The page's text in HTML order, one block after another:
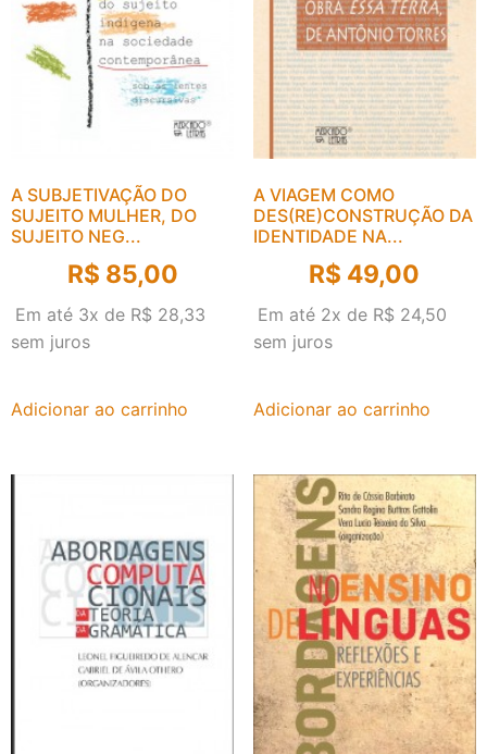
A SUBJETIVAÇÃO DO
SUJEITO MULHER, DO
SUJEITO NEG...
R$ 85,00
Em até 3x de R$ 28,33
sem juros
Adicionar ao carrinho
A VIAGEM COMO
DES(RE)CONSTRUÇÃO DA
IDENTIDADE NA...
R$ 49,00
Em até 2x de R$ 24,50
sem juros
Adicionar ao carrinho